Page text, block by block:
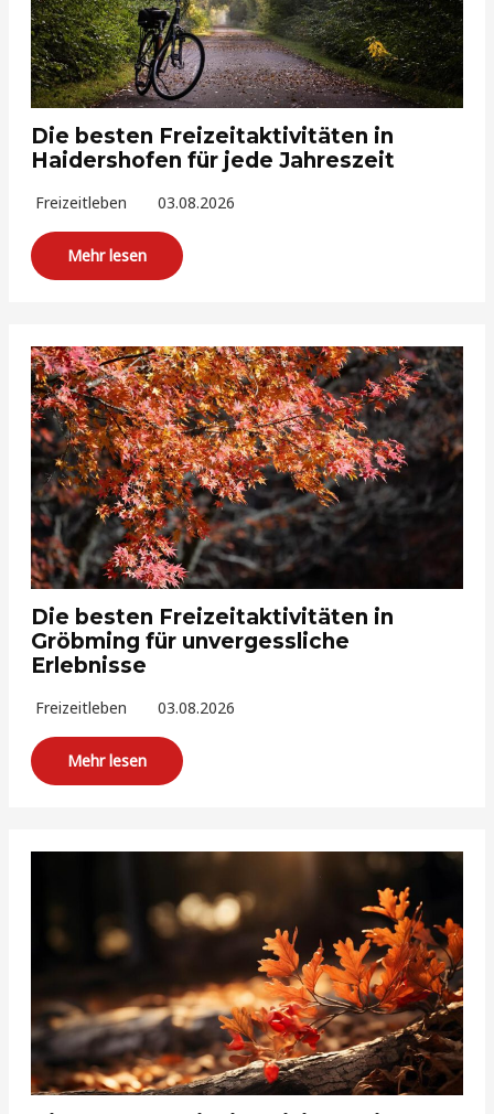
Die besten Freizeitaktivitäten in
Haidershofen für jede Jahreszeit
Freizeitleben 03.08.2026
Mehr lesen
Die besten Freizeitaktivitäten in
Gröbming für unvergessliche
Erlebnisse
Freizeitleben 03.08.2026
Mehr lesen